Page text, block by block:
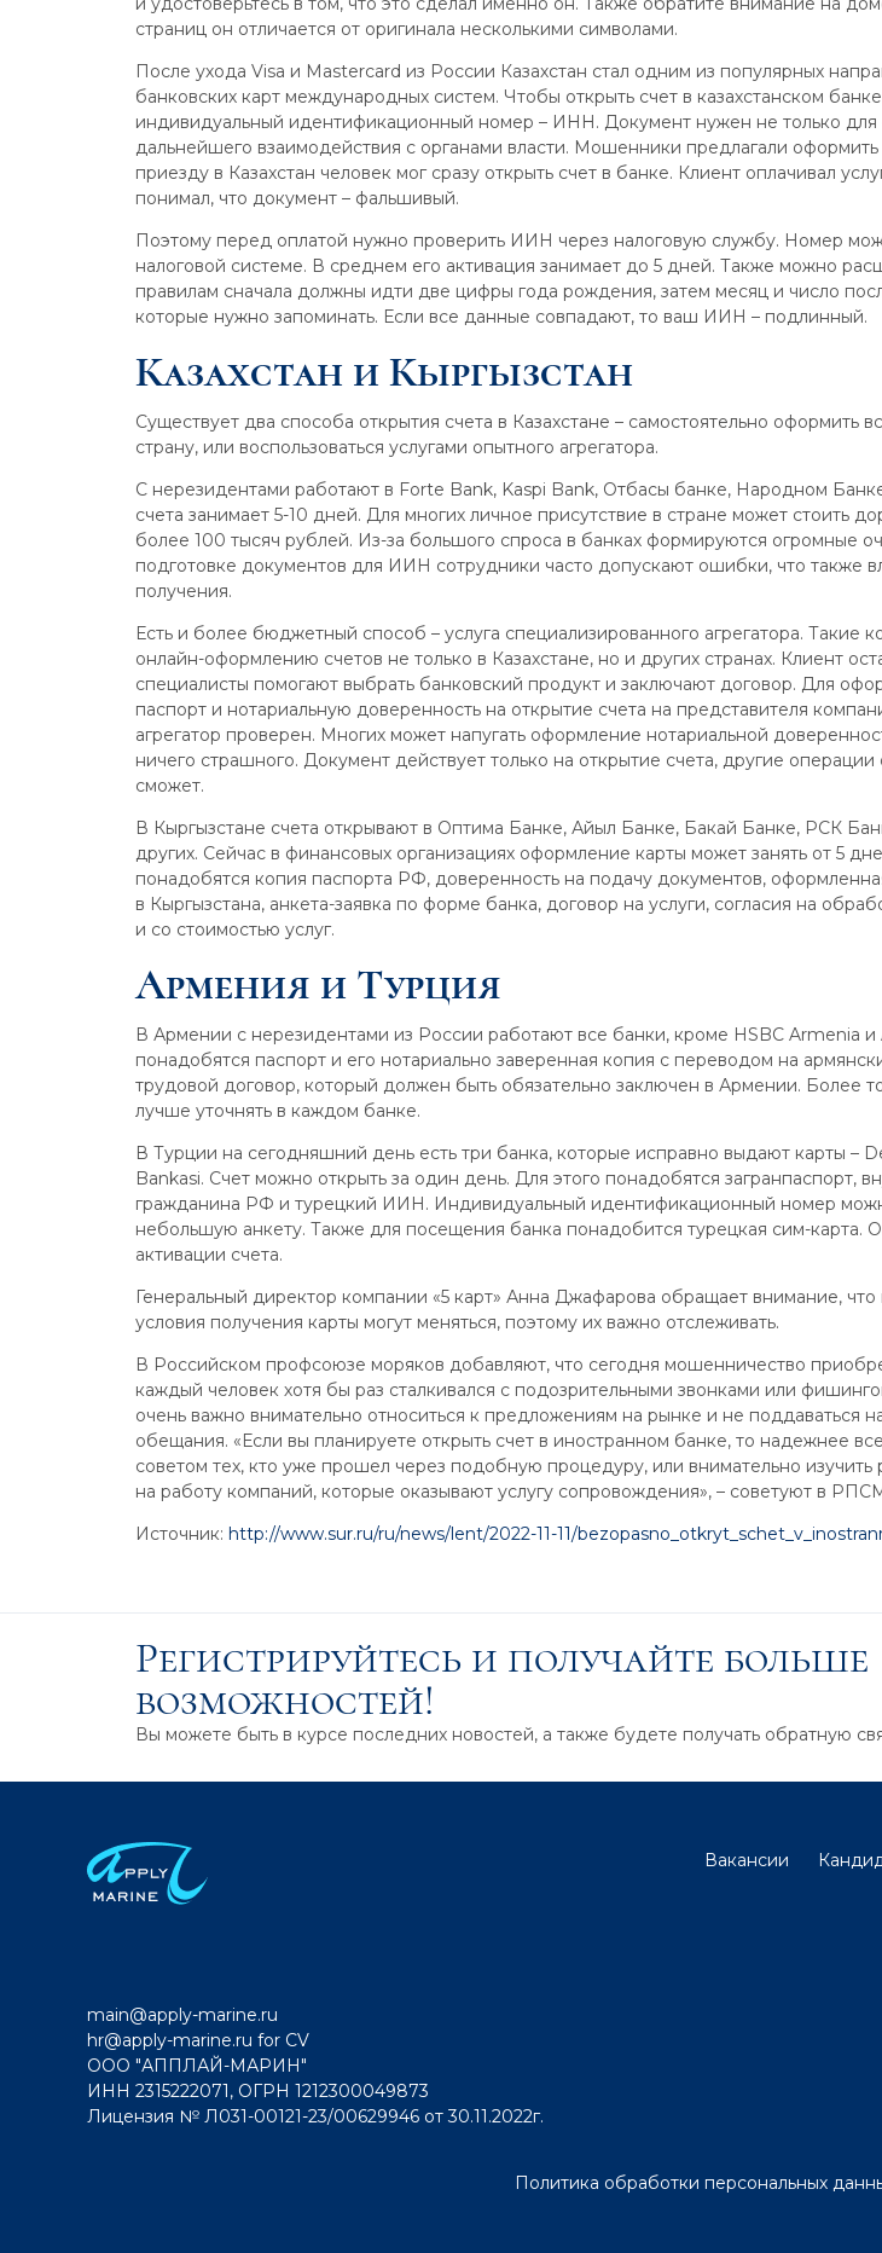
страниц он отличается от оригинала несколькими символами.
После ухода Visa и Mastercard из России Казахстан стал одним из популярных
банковских карт международных систем. Чтобы открыть счет в казахстанском
индивидуальный идентификационный номер – ИНН. Документ нужен не только
дальнейшего взаимодействия с органами власти. Мошенники предлагали
приезду в Казахстан человек мог сразу открыть счет в банке. Клиент оплачивал
понимал, что документ – фальшивый.
Поэтому перед оплатой нужно проверить ИИН через налоговую службу. Номер
налоговой системе. В среднем его активация занимает до 5 дней. Также можно
правилам сначала должны идти две цифры года рождения, затем месяц и число
которые нужно запоминать. Если все данные совпадают, то ваш ИИН – подлинный.
Казахстан и Кыргызстан
Существует два способа открытия счета в Казахстане – самостоятельно оформить
страну, или воспользоваться услугами опытного агрегатора.
С нерезидентами работают в Forte Bank, Kaspi Bank, Отбасы банке, Народном
счета занимает 5-10 дней. Для многих личное присутствие в стране может стоить
более 100 тысяч рублей. Из-за большого спроса в банках формируются огромные
подготовке документов для ИИН сотрудники часто допускают ошибки, что также
получения.
Есть и более бюджетный способ – услуга специализированного агрегатора. Такие
онлайн-оформлению счетов не только в Казахстане, но и других странах. Клиент
специалисты помогают выбрать банковский продукт и заключают договор. Для
паспорт и нотариальную доверенность на открытие счета на представителя
агрегатор проверен. Многих может напугать оформление нотариальной
ничего страшного. Документ действует только на открытие счета, другие
сможет.
В Кыргызстане счета открывают в Оптима Банке, Айыл Банке, Бакай Банке, РСК
других. Сейчас в финансовых организациях оформление карты может занять от 5
понадобятся копия паспорта РФ, доверенность на подачу документов,
в Кыргызстана, анкета-заявка по форме банка, договор на услуги, согласия на
и со стоимостью услуг.
Армения и Турция
В Армении с нерезидентами из России работают все банки, кроме HSBC Armenia и
понадобятся паспорт и его нотариально заверенная копия с переводом на
трудовой договор, который должен быть обязательно заключен в Армении. Более
лучше уточнять в каждом банке.
В Турции на сегодняшний день есть три банка, которые исправно выдают карты –
Bankasi. Счет можно открыть за один день. Для этого понадобятся загранпаспорт,
гражданина РФ и турецкий ИИН. Индивидуальный идентификационный номер
небольшую анкету. Также для посещения банка понадобится турецкая сим-карта.
активации счета.
Генеральный директор компании «5 карт» Анна Джафарова обращает внимание,
условия получения карты могут меняться, поэтому их важно отслеживать.
В Российском профсоюзе моряков добавляют, что сегодня мошенничество
каждый человек хотя бы раз сталкивался с подозрительными звонками или
очень важно внимательно относиться к предложениям на рынке и не поддаваться
обещания. «Если вы планируете открыть счет в иностранном банке, то надежнее
советом тех, кто уже прошел через подобную процедуру, или внимательно
на работу компаний, которые оказывают услугу сопровождения», – советуют в
Источник: http://www.sur.ru/ru/news/lent/2022-11-11/
Регистрируйтесь и получайте больше
возможностей!
Вы можете быть в курсе последних новостей, а также будете получать обратную
Вакансии
main@apply-marine.ru
hr@apply-marine.ru for CV
ООО "АППЛАЙ-МАРИН"
ИНН 2315222071, ОГРН 1212300049873
Лицензия № Л031-00121-23/00629946 от 30.11.2022г.
Политика обработки персональных